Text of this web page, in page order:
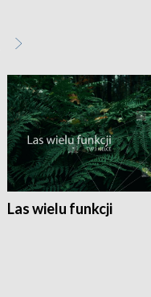
Las wielu funkcji